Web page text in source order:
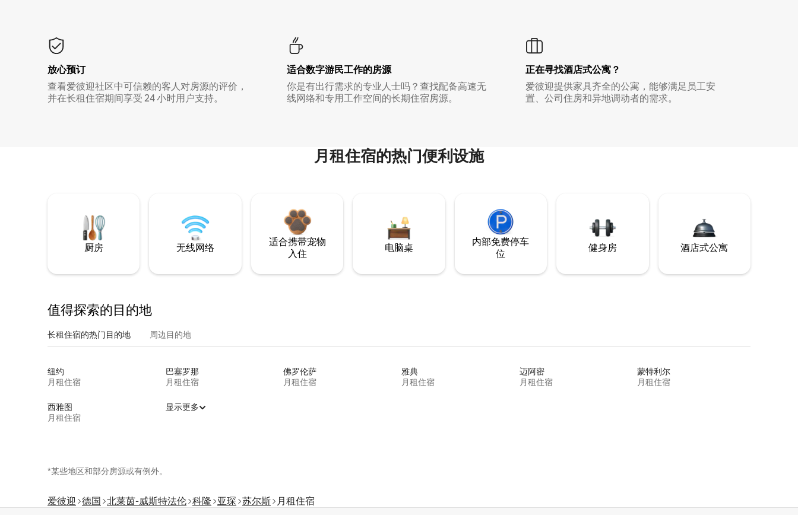
放心预订
查看爱彼迎社区中可信赖的客人对房源的评价，
并在长租住宿期间享受 24 小时用户支持。
适合数字游民工作的房源
你是有出行需求的专业人士吗？查找配备高速无
线网络和专用工作空间的长期住宿房源。
正在寻找酒店式公寓？
爱彼迎提供家具齐全的公寓，能够满足员工安
置、公司住房和异地调动者的需求。
月租住宿的热门便利设施
厨房 无线网络
适合携带宠物
入住
电脑桌
内部免费停车
位
健身房 酒店式公寓
值得探索的目的地
长租住宿的热门目的地 周边目的地
纽约
月租住宿
巴塞罗那
月租住宿
佛罗伦萨
月租住宿
雅典
月租住宿
迈阿密
月租住宿
蒙特利尔
月租住宿
西雅图
月租住宿
显示更多
*某些地区和部分房源或有例外。
爱彼迎 德国 北莱茵-威斯特法伦 科隆 亚琛 苏尔斯 月租住宿